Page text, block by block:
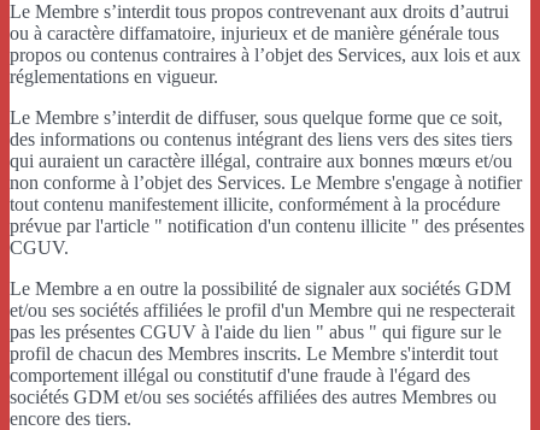
Le Membre s’interdit tous propos contrevenant aux droits d’autrui
ou à caractère diffamatoire, injurieux et de manière générale tous
propos ou contenus contraires à l’objet des Services, aux lois et aux
réglementations en vigueur.
Le Membre s’interdit de diffuser, sous quelque forme que ce soit,
des informations ou contenus intégrant des liens vers des sites tiers
qui auraient un caractère illégal, contraire aux bonnes mœurs et/ou
non conforme à l’objet des Services. Le Membre s'engage à notifier
tout contenu manifestement illicite, conformément à la procédure
prévue par l'article " notification d'un contenu illicite " des présentes
CGUV.
Le Membre a en outre la possibilité de signaler aux sociétés GDM
et/ou ses sociétés affiliées le profil d'un Membre qui ne respecterait
pas les présentes CGUV à l'aide du lien " abus " qui figure sur le
profil de chacun des Membres inscrits. Le Membre s'interdit tout
comportement illégal ou constitutif d'une fraude à l'égard des
sociétés GDM et/ou ses sociétés affiliées des autres Membres ou
encore des tiers.